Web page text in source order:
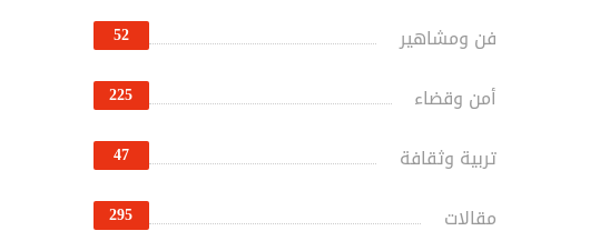
فن ومشاهير 52
أمن وقضاء 225
تربية وثقافة 47
مقالات 295